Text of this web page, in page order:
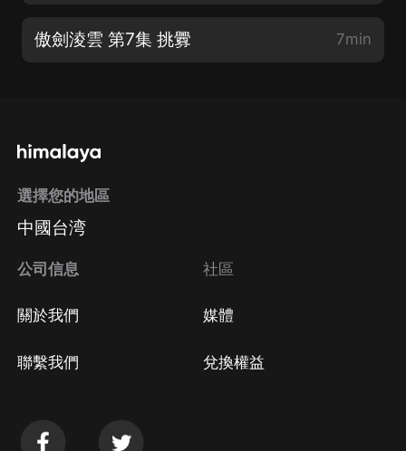
傲劍淩雲 第7集 挑釁 7min
選擇您的地區
中國台湾
公司信息
關於我們
聯繫我們
社區
媒體
兌換權益